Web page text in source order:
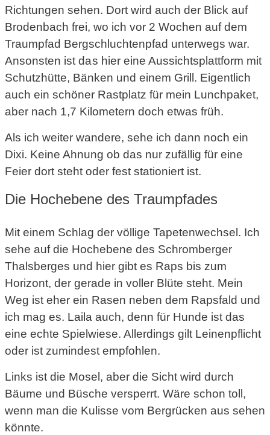
Richtungen sehen. Dort wird auch der Blick auf
Brodenbach frei, wo ich vor 2 Wochen auf dem
Traumpfad Bergschluchtenpfad unterwegs war.
Ansonsten ist das hier eine Aussichtsplattform mit
Schutzhütte, Bänken und einem Grill. Eigentlich
auch ein schöner Rastplatz für mein Lunchpaket,
aber nach 1,7 Kilometern doch etwas früh.
Als ich weiter wandere, sehe ich dann noch ein
Dixi. Keine Ahnung ob das nur zufällig für eine
Feier dort steht oder fest stationiert ist.
Die Hochebene des Traumpfades
Mit einem Schlag der völlige Tapetenwechsel. Ich
sehe auf die Hochebene des Schromberger
Thalsberges und hier gibt es Raps bis zum
Horizont, der gerade in voller Blüte steht. Mein
Weg ist eher ein Rasen neben dem Rapsfald und
ich mag es. Laila auch, denn für Hunde ist das
eine echte Spielwiese. Allerdings gilt Leinenpflicht
oder ist zumindest empfohlen.
Links ist die Mosel, aber die Sicht wird durch
Bäume und Büsche versperrt. Wäre schon toll,
wenn man die Kulisse vom Bergrücken aus sehen
könnte.